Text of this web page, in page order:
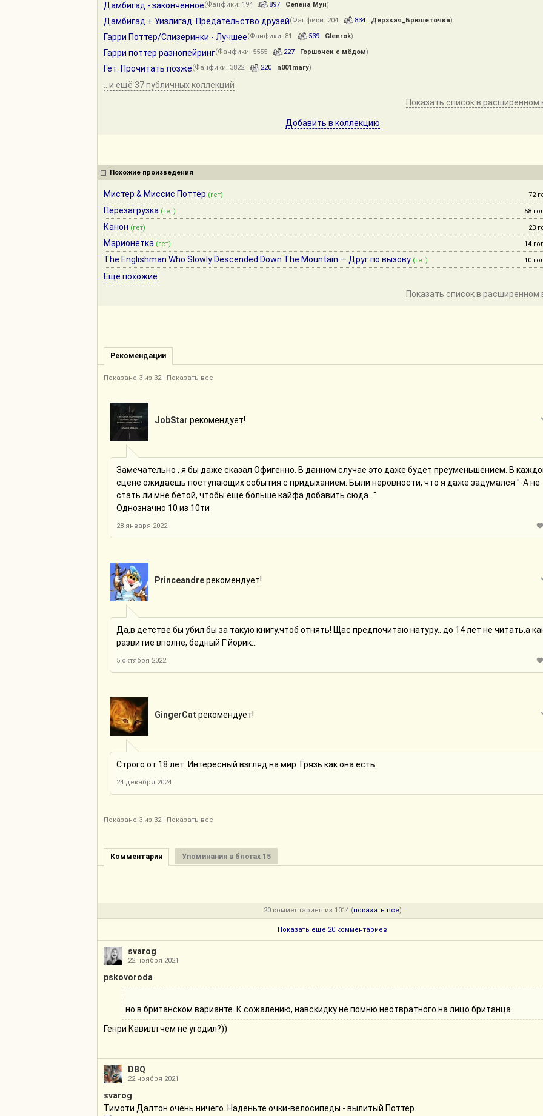
Дамбигад - законченное(Фанфики: 194 897 Селена Мун)
Дамбигад + Уизлигад. Предательство друзей(Фанфики: 204 834 Дерзкая_Брюнеточка)
Гарри Поттер/Слизеринки - Лучшее(Фанфики: 81 539 Glenrok)
Гарри поттер разнопейринг(Фанфики: 5555 227 Горшочек с мёдом)
Гет. Прочитать позже(Фанфики: 3822 220 n001mary)
...и ещё 37 публичных коллекций
Показать список в расширенном
Добавить в коллекцию
Похожие произведения
Мистер & Миссис Поттер (гет) 72
Перезагрузка (гет) 58
Канон (гет) 23
Марионетка (гет) 14
The Englishman Who Slowly Descended Down The Mountain — Друг по вызову (гет) 10
Ещё похожие
Показать список в расширенном
Рекомендации
Показано 3 из 32 | Показать все
JobStar рекомендует!
Замечательно , я бы даже сказал Офигенно. В данном случае это даже будет преуменьшением. В
сцене ожидаешь поступающих события с придыханием. Были неровности, что я даже задумался "-А не
стать ли мне бетой, чтобы еще больше кайфа добавить сюда..."
Однозначно 10 из 10ти
28 января 2022
Princeandreрекомендует!
Да,в детстве бы убил бы за такую книгу,чтоб отнять! Щас предпочитаю натуру.. до 14 лет не читать,а
развитие вполне, бедный Г'йорик...
5 октября 2022
GingerCat рекомендует!
Строго от 18 лет. Интересный взгляд на мир. Грязь как она есть.
24 декабря 2024
Показано 3 из 32 | Показать все
Комментарии Упоминания в блогах 15
20 комментариев из 1014 (показать все)
Показать ещё 20 комментариев
svarog
22 ноября 2021
pskovoroda
но в британском варианте. К сожалению, навскидку не помню неотвратного на лицо британца.
Генри Кавилл чем не угодил?))
DBQ
22 ноября 2021
svarog
Тимоти Далтон очень ничего. Наденьте очки-велосипеды - вылитый Поттер.